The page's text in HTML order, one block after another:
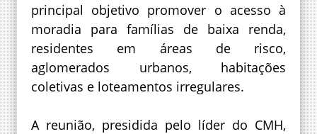
principal objetivo promover o acesso à
moradia para famílias de baixa renda,
residentes em áreas de risco,
aglomerados urbanos, habitações
coletivas e loteamentos irregulares.
A reunião, presidida pelo líder do CMH,